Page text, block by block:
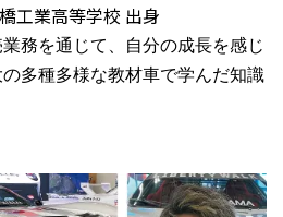
工業高等学校 出身
務を通じて、自分の成長を感じ
多種多様な教材車で学んだ知識